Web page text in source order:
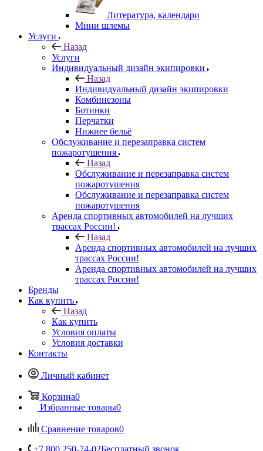
Литература, календари
Мини шлемы
Услуги
Назад
Услуги
Индивидуальный дизайн экипировки
Назад
Индивидуальный дизайн экипировки
Комбинезоны
Ботинки
Перчатки
Нижнее бельё
Обслуживание и перезаправка систем
пожаротушения
Назад
Обслуживание и перезаправка систем
пожаротушения
Обслуживание и перезаправка систем
пожаротушения
Аренда спортивных автомобилей на лучших
трассах России!
Назад
Аренда спортивных автомобилей на лучших
трассах России!
Аренда спортивных автомобилей на лучших
трассах России!
Бренды
Как купить
Назад
Как купить
Условия оплаты
Условия доставки
Контакты
Личный кабинет
Корзина0
Избранные товары0
Сравнение товаров0
+7 800 250-74-02Бесплатный звонок